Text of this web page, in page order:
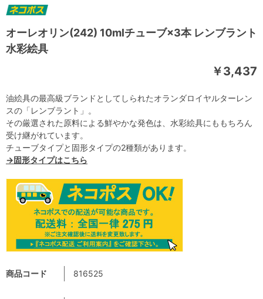
オーレオリン(242) 10mlチューブ×3本 レンブラント
水彩絵具
￥3,437
商品コード 816525
油絵具の最高級ブランドとしてしられたオランダロイヤルターレン
スの「レンブラント」。
その厳選された原料による鮮やかな発色は、水彩絵具にももちろん
受け継がれています。
チューブタイプと固形タイプの2種類があります。
→固形タイプはこちら